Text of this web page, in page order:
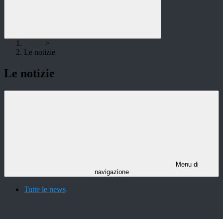
>
Le notizie
Le notizie
Menu di
navigazione
Tutte le news